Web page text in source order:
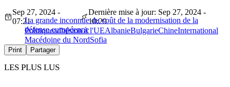
La grande inconnue du coût de la modernisation de la
défense européenne
Sep 27, 2024 -
07:21
Dernière mise à jour: Sep 27, 2024 -
10:29
Politiqueadhésion à l'UEAlbanieBulgarieChineInternational
Macédoine du NordSofia
Print Partager
LES PLUS LUS